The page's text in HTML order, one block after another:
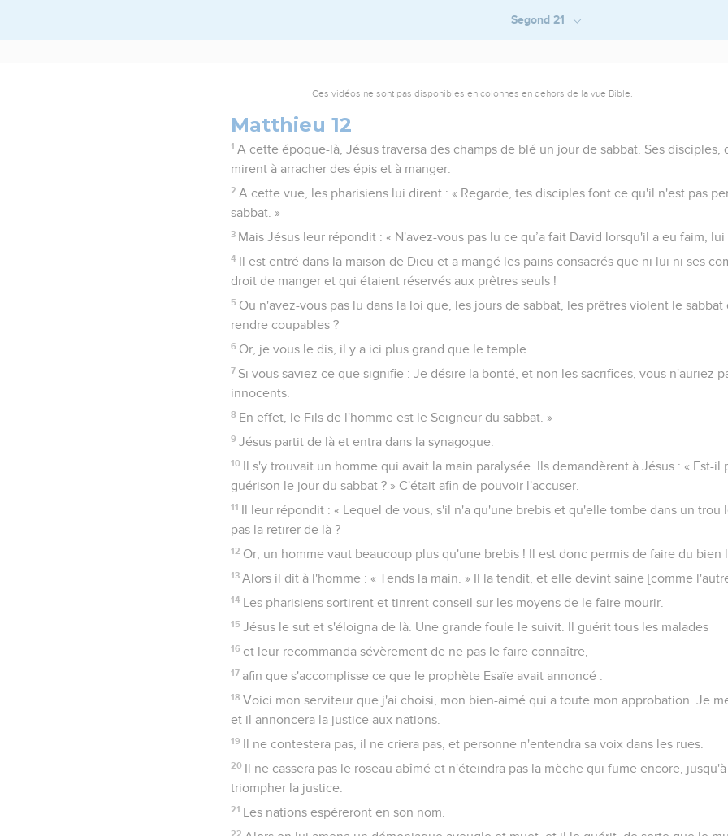
Segond 21
Ces vidéos ne sont pas disponibles en colonnes en dehors de la vue Bible.
Matthieu 12
1 A cette époque-là, Jésus traversa des champs de blé un jour de sabbat. Ses disciples,
mirent à arracher des épis et à manger.
2 A cette vue, les pharisiens lui dirent : « Regarde, tes disciples font ce qu'il n'est pas
sabbat. »
3 Mais Jésus leur répondit : « N'avez-vous pas lu ce qu’a fait David lorsqu'il a eu faim,
4
Il est entré dans la maison de Dieu et a mangé les pains consacrés que ni lui ni ses
droit de manger et qui étaient réservés aux prêtres seuls !
5 Ou n'avez-vous pas lu dans la loi que, les jours de sabbat, les prêtres violent le sabbat
rendre coupables ?
6 Or, je vous le dis, il y a ici plus grand que le temple.
7 Si vous saviez ce que signifie : Je désire la bonté, et non les sacrifices, vous n'auriez
innocents.
8 En effet, le Fils de l'homme est le Seigneur du sabbat. »
9 Jésus partit de là et entra dans la synagogue.
10
Il s'y trouvait un homme qui avait la main paralysée. Ils demandèrent à Jésus : « Est-il
guérison le jour du sabbat ? » C'était afin de pouvoir l'accuser.
11
Il leur répondit : « Lequel de vous, s'il n'a qu'une brebis et qu'elle tombe dans un trou
pas la retirer de là ?
12 Or, un homme vaut beaucoup plus qu'une brebis ! Il est donc permis de faire du bien
13 Alors il dit à l'homme : « Tends la main. » Il la tendit, et elle devint saine [comme
14 Les pharisiens sortirent et tinrent conseil sur les moyens de le faire mourir.
15 Jésus le sut et s'éloigna de là. Une grande foule le suivit. Il guérit tous les malades
16 et leur recommanda sévèrement de ne pas le faire connaître,
17 afin que s'accomplisse ce que le prophète Esaïe avait annoncé :
18 Voici mon serviteur que j'ai choisi, mon bien-aimé qui a toute mon approbation. Je
et il annoncera la justice aux nations.
19 Il ne contestera pas, il ne criera pas, et personne n'entendra sa voix dans les rues.
20
Il ne cassera pas le roseau abîmé et n'éteindra pas la mèche qui fume encore,
triompher la justice.
21 Les nations espéreront en son nom.
22